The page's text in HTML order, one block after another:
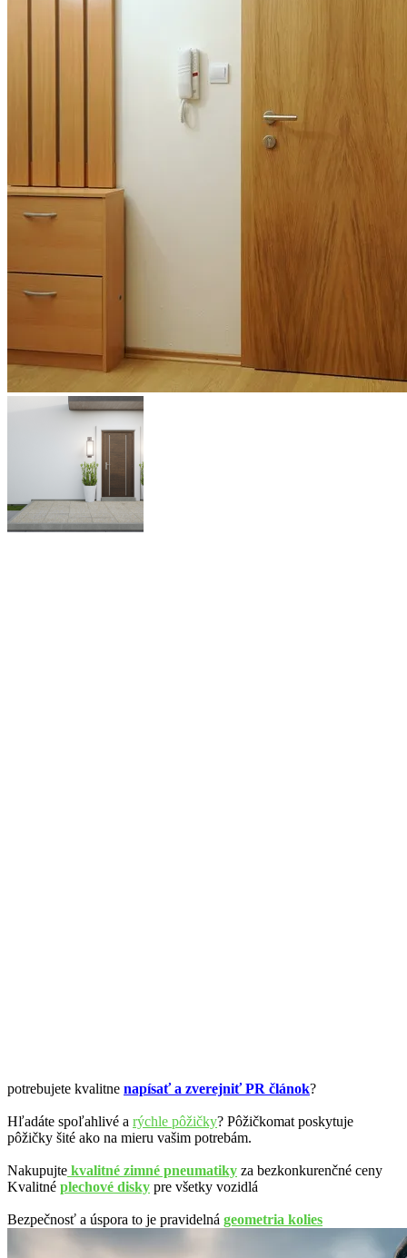
potrebujete kvalitne napísať a zverejniť PR článok?
Hľadáte spoľahlivé a rýchle pôžičky? Pôžičkomat poskytuje
pôžičky šité ako na mieru vašim potrebám.
Nakupujte kvalitné zimné pneumatiky za bezkonkurenčné ceny
Kvalitné plechové disky pre všetky vozidlá
Bezpečnosť a úspora to je pravidelná geometria kolies